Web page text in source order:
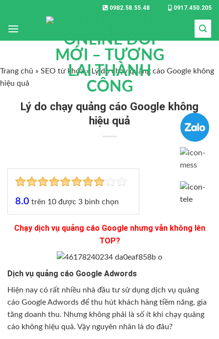
0982.58.55.48 0917.450.205
Trang chủ » SEO từ khóa» Lý do chạy quảng cáo Google không
hiệu quả
Lý do chạy quảng cáo Google không
hiệu quả
8.0 trên 10 được 3 bình chọn
Chạy dịch vụ quảng cáo Google nhưng vẫn không lên
TOP?
Dịch vụ quảng cáo Google Adwords
Hiện nay có rất nhiều nhà đầu tư sử dụng dịch vụ quảng
cáo Google Adwords để thu hút khách hàng tiềm năng, gia
tăng doanh thu. Nhưng không phải là số ít khi chạy quảng
cáo không hiệu quả. Vậy nguyên nhân là do đâu?